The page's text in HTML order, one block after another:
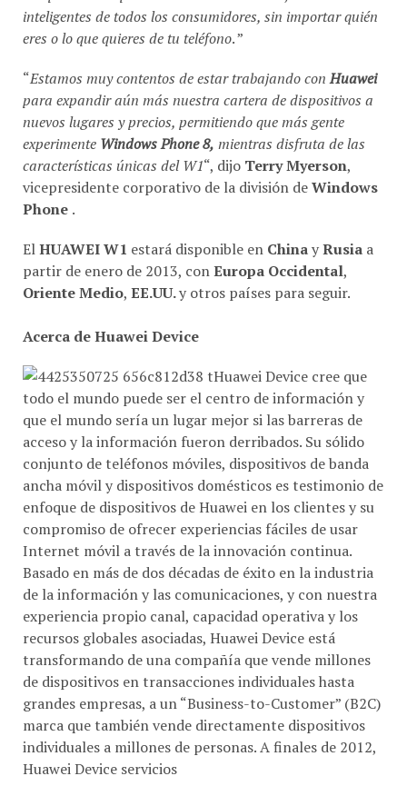
inteligentes de todos los consumidores, sin importar quién
eres o lo que quieres de tu teléfono. ”
“Estamos muy contentos de estar trabajando con Huawei
para expandir aún más nuestra cartera de dispositivos a
nuevos lugares y precios, permitiendo que más gente
experimente Windows Phone 8, mientras disfruta de las
características únicas del W1“, dijo Terry Myerson,
vicepresidente corporativo de la división deWindows
Phone .
El HUAWEI W1 estará disponible en ChinayRusia a
partir de enero de 2013, con Europa Occidental,
Oriente Medio, EE.UU.y otros países para seguir.
Acerca de Huawei Device
Huawei Device cree que
todo el mundo puede ser el centro de información y
que el mundo sería un lugar mejor si las barreras de
acceso y la información fueron derribados. Su sólido
conjunto de teléfonos móviles, dispositivos de banda
ancha móvil y dispositivos domésticos es testimonio de
enfoque de dispositivos de Huawei en los clientes y su
compromiso de ofrecer experiencias fáciles de usar
Internet móvil a través de la innovación continua.
Basado en más de dos décadas de éxito en la industria
de la información y las comunicaciones, y con nuestra
experiencia propio canal, capacidad operativa y los
recursos globales asociadas, Huawei Device está
transformando de una compañía que vende millones
de dispositivos en transacciones individuales hasta
grandes empresas, a un “Business-to-Customer” (B2C)
marca que también vende directamente dispositivos
individuales a millones de personas. A finales de 2012,
Huawei Device servicios